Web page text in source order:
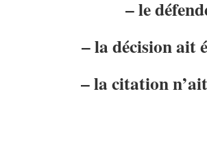
– le
– la décision ait
– la citation